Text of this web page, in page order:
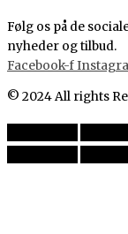
Følg os på de
nyheder og tilbud.
Facebook-f
© 2024 All rights